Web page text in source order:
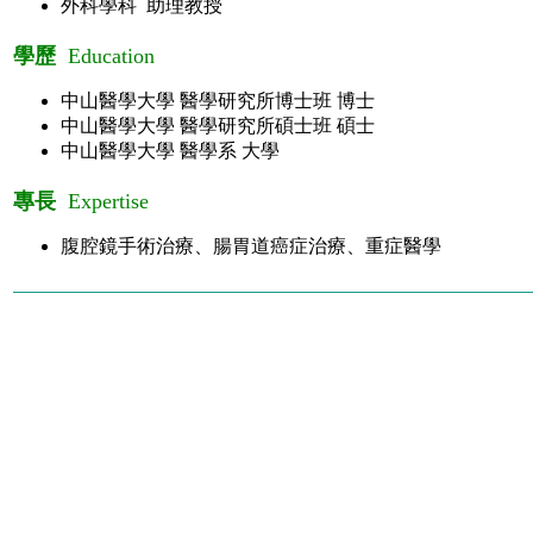
外科學科 助理教授
學歷 Education
中山醫學大學 醫學研究所博士班 博士
中山醫學大學 醫學研究所碩士班 碩士
中山醫學大學 醫學系 大學
專長 Expertise
腹腔鏡手術治療、腸胃道癌症治療、重症醫學